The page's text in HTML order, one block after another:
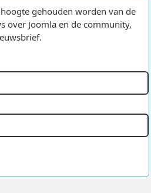
gehouden worden van de
over Joomla en de community,